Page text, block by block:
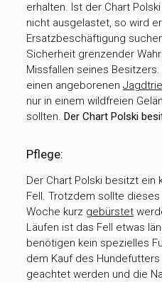
erhalten. Ist der Chart
nicht ausgelastet, so wird
Ersatzbeschäftigung
Sicherheit grenzender
Missfallen seines
einen angeborenen
nur in einem wildfreien
sollten. Der Chart Polski
Pflege:
Der Chart Polski besitzt
Fell. Trotzdem sollte
Woche kurz gebürstet
Läufen ist das Fell etwas
benötigen kein spezielles
dem Kauf des
geachtet werden und die